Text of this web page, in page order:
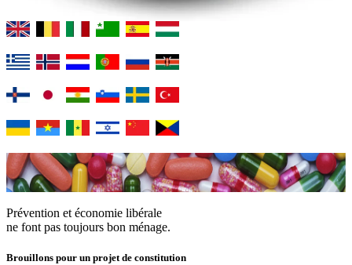
Prévention et économie libérale
ne font pas toujours bon ménage.
Brouillons pour un projet de constitution